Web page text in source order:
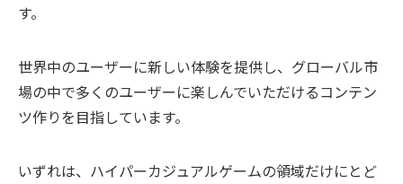
す。
世界中のユーザーに新しい体験を提供し、グローバル市
場の中で多くのユーザーに楽しんでいただけるコンテン
ツ作りを目指しています。
いずれは、ハイパーカジュアルゲームの領域だけにとど